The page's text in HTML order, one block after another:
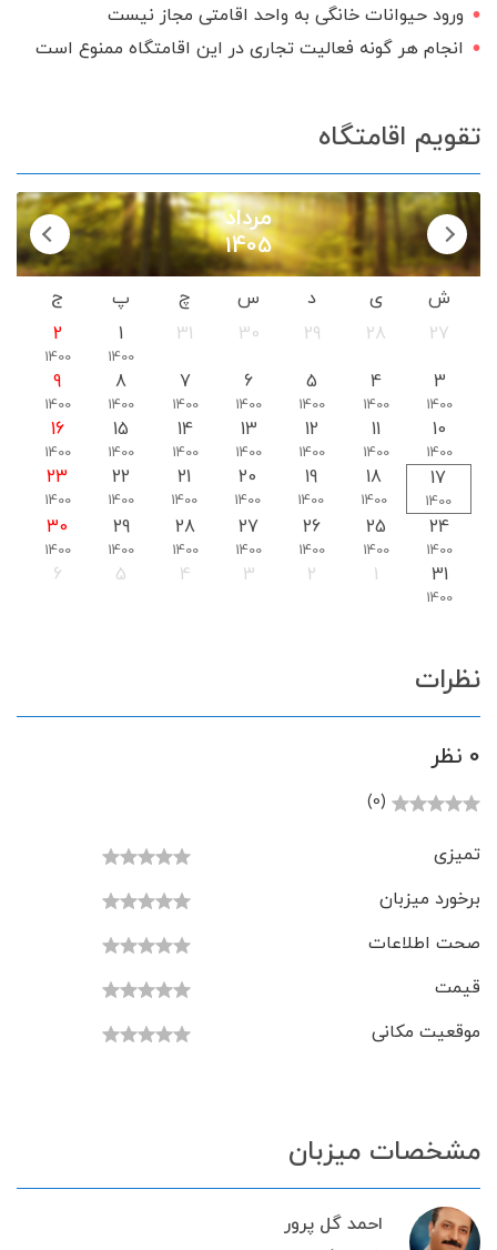
ورود حیوانات خانگی به واحد اقامتی مجاز نیست
انجام هر گونه فعالیت تجاری در این اقامتگاه ممنوع است
تقویم اقامتگاه
مرداد
1405
ش ی د س چ پ
ج
27
28
29
30
31
1
1400
2
1400
3
1400
4
1400
5
1400
6
1400
7
1400
8
1400
9
1400
10
1400
11
1400
12
1400
13
1400
14
1400
15
1400
16
1400
17
1400
18
1400
19
1400
20
1400
21
1400
22
1400
23
1400
24
1400
25
1400
26
1400
27
1400
28
1400
29
1400
30
1400
31
1400
1
2
3
4
5
6
نظرات
0 نظر
(0)
تمیزی
برخورد میزبان
صحت اطلاعات
قیمت
موقعیت مکانی
مشخصات میزبان
احمد گل پرور